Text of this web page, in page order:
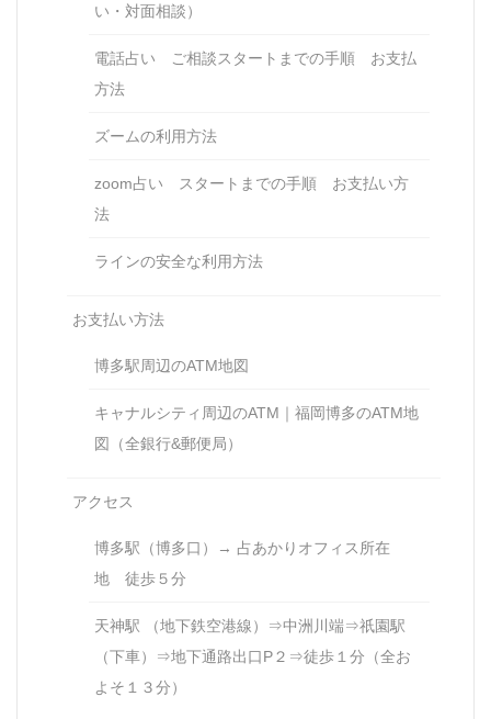
い・対面相談）
電話占い ご相談スタートまでの手順 お支払
方法
ズームの利用方法
zoom占い スタートまでの手順 お支払い方
法
ラインの安全な利用方法
お支払い方法
博多駅周辺のATM地図
キャナルシティ周辺のATM｜福岡博多のATM地
図（全銀行&郵便局）
アクセス
博多駅（博多口）→ 占あかりオフィス所在
地 徒歩５分
天神駅 （地下鉄空港線）⇒中洲川端⇒祇園駅
（下車）⇒地下通路出口P２⇒徒歩１分（全お
よそ１３分）